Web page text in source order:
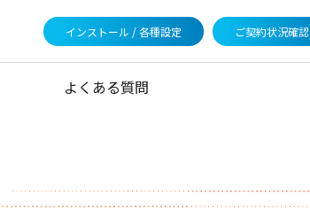
インストール / 各種設定 ご契約状況確認
よくある質問